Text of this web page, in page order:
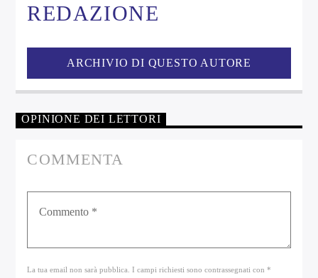
REDAZIONE
ARCHIVIO DI QUESTO AUTORE
OPINIONE DEI LETTORI
COMMENTA
La tua email non sarà pubblica. I campi richiesti sono contrassegnati con *